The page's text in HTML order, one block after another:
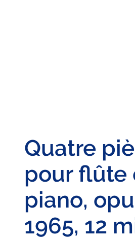
Quatre
pour flûte
piano,
1965, 12